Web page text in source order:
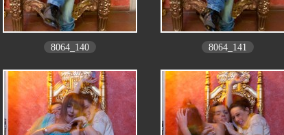
8064_140 8064_141